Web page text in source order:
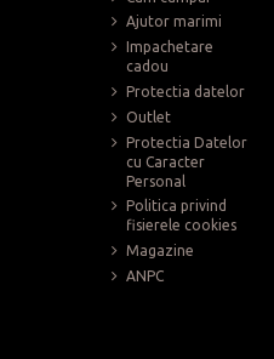
Ajutor marimi
Impachetare
cadou
Protectia datelor
Outlet
Protectia Datelor
cu Caracter
Personal
Politica privind
fisierele cookies
Magazine
ANPC